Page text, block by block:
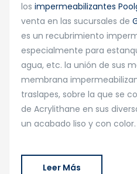
los impermeabilizantes
venta en las sucursales de
es un recubrimiento
especialmente para
agua, etc. la unión de sus
membrana
traslapes, sobre la que se
de Acrylithane en sus
un acabado liso y con color.
Leer Más